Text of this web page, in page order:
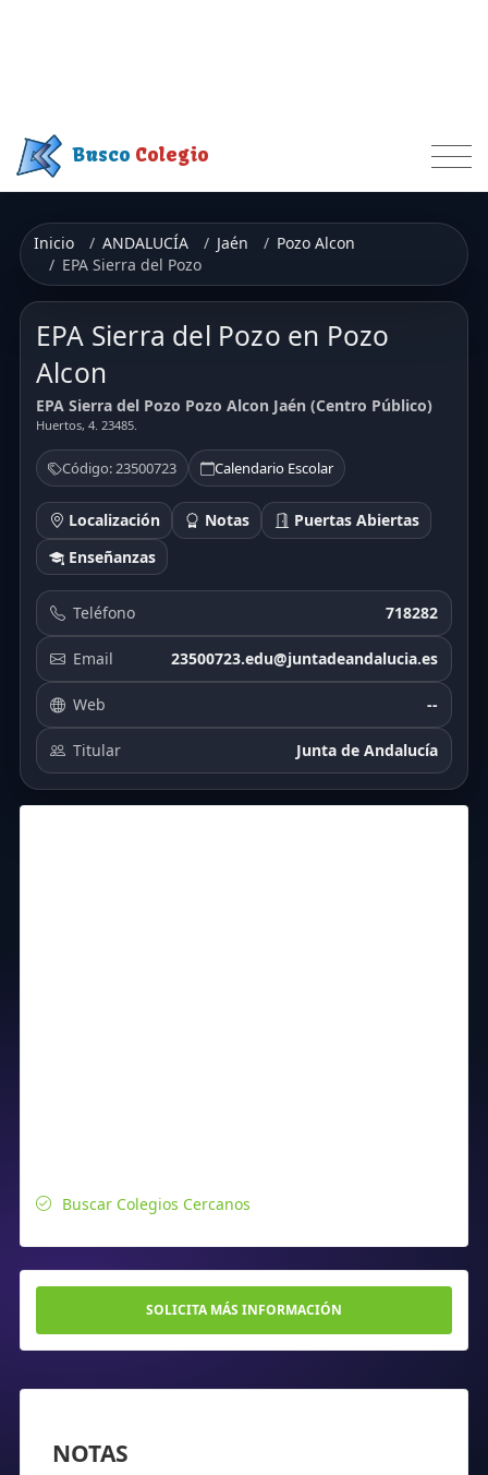
Busco Colegio
Inicio ANDALUCÍA Jaén
Pozo Alcon
EPA Sierra del Pozo
EPA Sierra del Pozo en Pozo
Alcon
EPA Sierra del Pozo Pozo Alcon Jaén (Centro Público)
Huertos, 4. 23485.
Código: 23500723 Calendario Escolar
Localización Notas
Puertas Abiertas
Enseñanzas
Teléfono 718282
Email 23500723.edu@juntadeandalucia.es
Web --
Titular Junta de Andalucía
Buscar Colegios Cercanos
SOLICITA MÁS INFORMACIÓN
NOTAS